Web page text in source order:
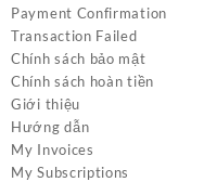
Payment Confirmation
Transaction Failed
Chính sách bảo mật
Chính sách hoàn tiền
Giới thiệu
Hướng dẫn
My Invoices
My Subscriptions